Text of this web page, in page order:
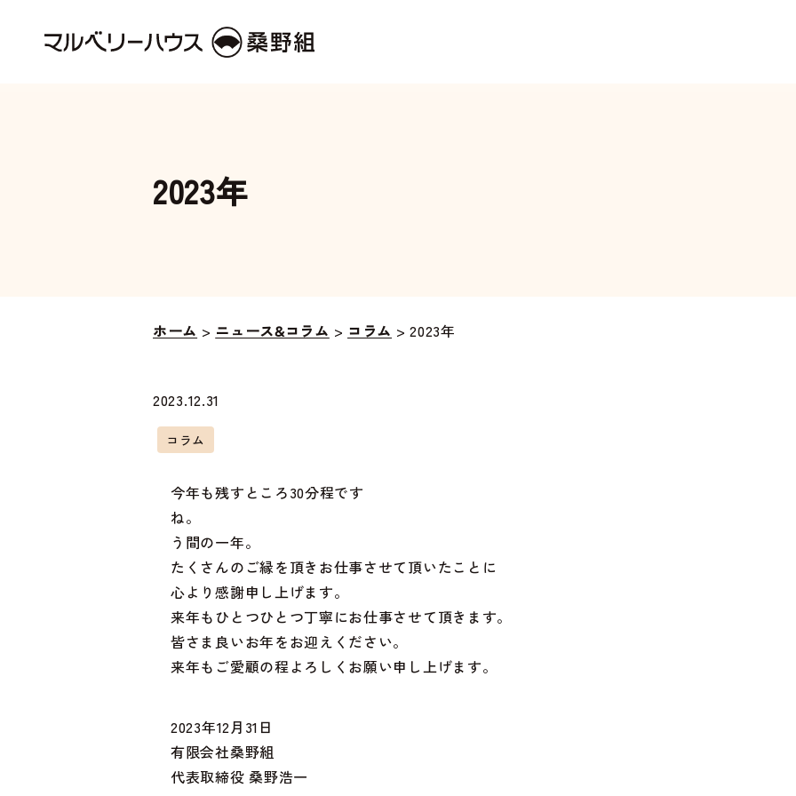
2023年
ホーム > ニュース&コラム > コラム >2023年
2023.12.31
コラム
今年も残すところ30分程です
ね。 あっ
う間の一年。
たくさんのご縁を頂きお仕事させて頂いたことに
心より感謝申し上げます。
来年もひとつひとつ丁寧にお仕事させて頂きます。
皆さま良いお年をお迎えください。
来年もご愛顧の程よろしくお願い申し上げます。
2023年12月31日
有限会社桑野組
代表取締役 桑野浩一